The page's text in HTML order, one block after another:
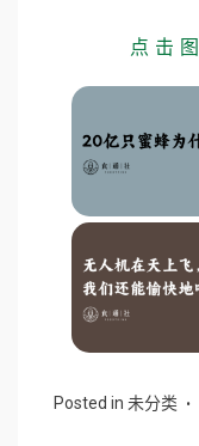
点击
Posted in 未分类